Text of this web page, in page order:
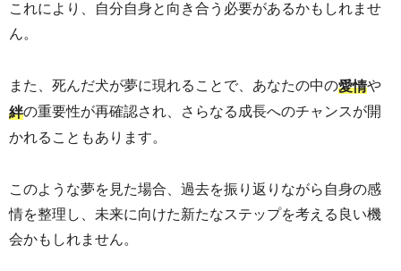
これにより、自分自身と向き合う必要があるかもしれませ
ん。
また、死んだ犬が夢に現れることで、あなたの中の愛情や
絆の重要性が再確認され、さらなる成長へのチャンスが開
かれることもあります。
このような夢を見た場合、過去を振り返りながら自身の感
情を整理し、未来に向けた新たなステップを考える良い機
会かもしれません。